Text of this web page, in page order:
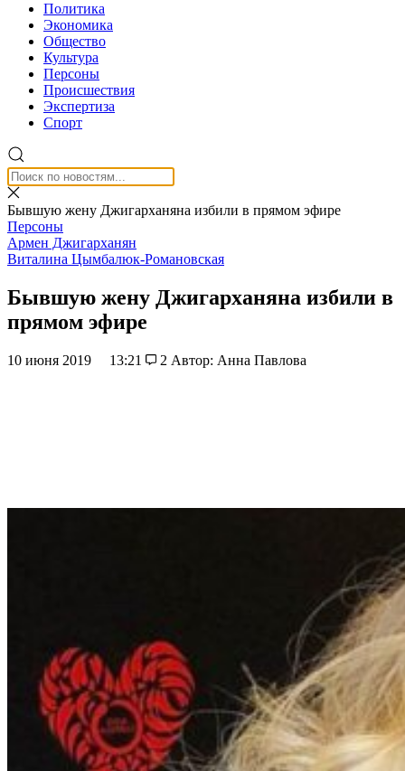
Политика
Экономика
Общество
Культура
Персоны
Происшествия
Экспертиза
Спорт
Бывшую жену Джигарханяна избили в прямом эфире
Персоны
Армен Джигарханян
Виталина Цымбалюк-Романовская
Бывшую жену Джигарханяна избили в
прямом эфире
10 июня 2019 13:21 2 Автор: Анна Павлова